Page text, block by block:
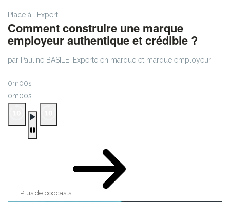
Place à l'Expert
Comment construire une marque
employeur authentique et crédible ?
par Pauline BASILE, Experte en marque et marque employeur
0m00s
0m00s
Plus de podcasts